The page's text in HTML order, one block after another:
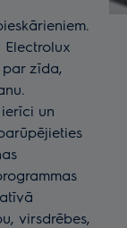
zīda,
un
virsdrēbes,